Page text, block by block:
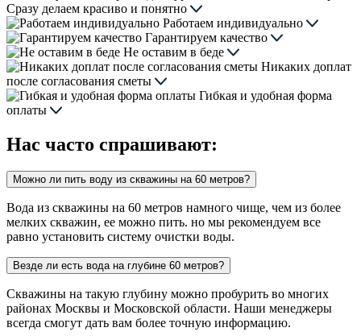
Сразу делаем красиво и понятно
Работаем индивидуально
Гарантируем качество
Не оставим в беде
Никаких доплат
после согласования сметы
Гибкая и удобная форма
оплаты
Нас часто спрашивают:
Можно ли пить воду из скважины на 60 метров?
Вода из скважины на 60 метров намного чище, чем из более
мелких скважин, ее можно пить. но мы рекомендуем все
равно установить систему очистки воды.
Везде ли есть вода на глубине 60 метров?
Скважины на такую глубину можно пробурить во многих
районах Москвы и Московской области. Наши менеджеры
всегда смогут дать вам более точную информацию.